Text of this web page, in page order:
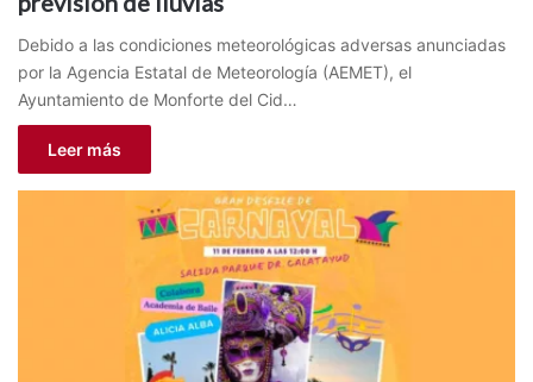
Debido a las condiciones meteorológicas adversas anunciadas
por la Agencia Estatal de Meteorología (AEMET), el
Ayuntamiento de Monforte del Cid…
Leer más